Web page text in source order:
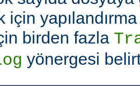
için
birden fazla
yönergesi